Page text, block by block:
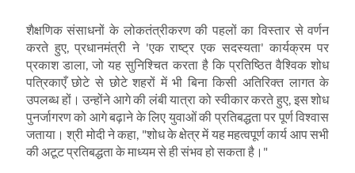
शैक्षणिक संसाधनों के लोकतंत्रीकरण की पहलों का विस्तार से वर्णन
करते हुए,प्रधानमंत्री ने 'एक राष्ट्र एक सदस्यता'कार्यक्रम पर
प्रकाश डाला ,जो यह सुनिश्चित करता है कि प्रतिष्ठित वैश्विक शोध
पत्रिकाएँ छोटे से छोटे शहरों में भी बिना किसी अतिरिक्त लागत के
उपलब्ध हों। उन्होंने आगे की लंबी यात्रा को स्वीकार करते हुए, इस शोध
पुनर्जागरण को आगे बढ़ाने के लिए युवाओं की प्रतिबद्धता पर पूर्ण विश्वास
जताया। श्री मोदी ने कहा , "शोध के क्षेत्र में यह महत्वपूर्ण कार्य आप सभी
की अटूट प्रतिबद्धता के माध्यम से ही संभव हो सकता है।"